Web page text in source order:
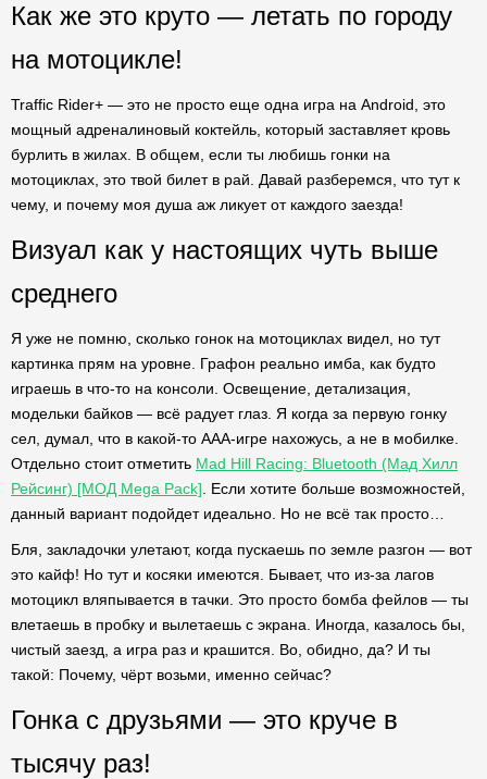
Как же это круто — летать по городу
на мотоцикле!
Traffic Rider+ — это не просто еще одна игра на Android, это
мощный адреналиновый коктейль, который заставляет кровь
бурлить в жилах. В общем, если ты любишь гонки на
мотоциклах, это твой билет в рай. Давай разберемся, что тут к
чему, и почему моя душа аж ликует от каждого заезда!
Визуал как у настоящих чуть выше
среднего
Я уже не помню, сколько гонок на мотоциклах видел, но тут
картинка прям на уровне. Графон реально имба, как будто
играешь в что-то на консоли. Освещение, детализация,
модельки байков — всё радует глаз. Я когда за первую гонку
сел, думал, что в какой-то AAA-игре нахожусь, а не в мобилке.
Отдельно стоит отметить Mad Hill Racing: Bluetooth (Мад Хилл
Рейсинг) [МОД Mega Pack] . Если хотите больше возможностей,
данный вариант подойдет идеально. Но не всё так просто…
Бля, закладочки улетают, когда пускаешь по земле разгон — вот
это кайф! Но тут и косяки имеются. Бывает, что из-за лагов
мотоцикл вляпывается в тачки. Это просто бомба фейлов — ты
влетаешь в пробку и вылетаешь с экрана. Иногда, казалось бы,
чистый заезд, а игра раз и крашится. Во, обидно, да? И ты
такой: Почему, чёрт возьми, именно сейчас?
Гонка с друзьями — это круче в
тысячу раз!